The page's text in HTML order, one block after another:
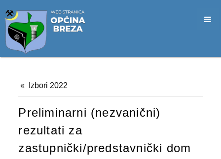
Izbori 2022
Preliminarni (nezvanični)
rezultati za
zastupnički/predstavnički dom
OPĆINSKO VIJEĆE
VIJEĆNICI
ZAPISNICI
DOKUMENTI
SLUŽBENI GLASNICI